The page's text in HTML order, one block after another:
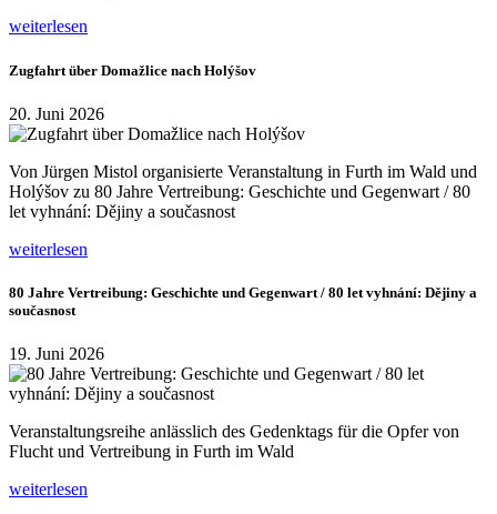
weiterlesen
Zugfahrt über Domažlice nach Holýšov
20. Juni 2026
Von Jürgen Mistol organisierte Veranstaltung in Furth im Wald und
Holýšov zu 80 Jahre Vertreibung: Geschichte und Gegenwart / 80
let vyhnání: Dějiny a současnost
weiterlesen
80 Jahre Vertreibung: Geschichte und Gegenwart / 80 let vyhnání: Dějiny a
současnost
19. Juni 2026
Veranstaltungsreihe anlässlich des Gedenktags für die Opfer von
Flucht und Vertreibung in Furth im Wald
weiterlesen